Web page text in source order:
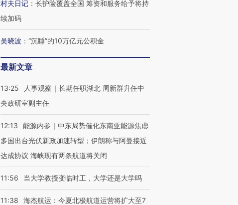
村夫日记 ： 长护险覆盖全国 筹资和服务给予将持
续加码
吴晓波 ： “沉睡”的10万亿元公积金
最新文章
13:25
人事观察｜长期任职湖北 周新群升任中
央政研室副主任
12:13
能源内参｜中东局势催化东南亚能源焦虑
多国出台光伏新政加速转型；伊朗称与阿曼接近
达成协议 海峡现有两条航道将关闭
11:56 当大学教授变临时工，大学还是大学吗
11:38
海杰航运：今夏北极航道运营将扩大至7